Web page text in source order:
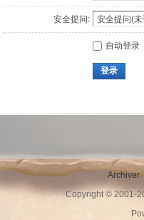
安全提问:
自动登录
登录
Archiver
Copyright © 2001-